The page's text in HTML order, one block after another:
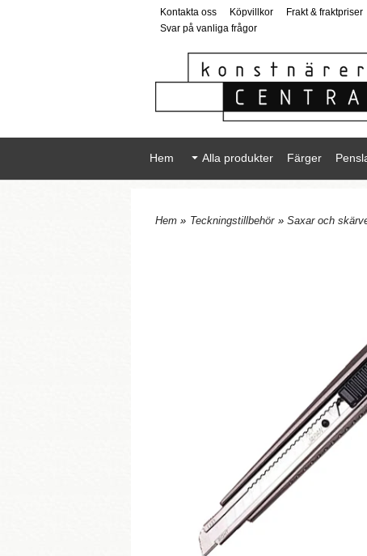
Kontakta oss Köpvillkor Frakt & fraktpriser
Svar på vanliga frågor
Hem Alla produkter Färger
Hem » Teckningstillbehör » Saxar och